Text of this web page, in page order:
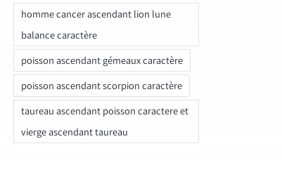
homme cancer ascendant lion lune
balance caractère
poisson ascendant gémeaux caractère
poisson ascendant scorpion caractère
taureau ascendant poisson caractere et
vierge ascendant taureau